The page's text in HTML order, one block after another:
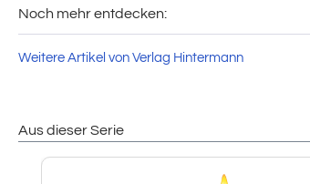
Noch mehr entdecken:
Weitere Artikel von Verlag Hintermann
Aus dieser Serie
Produktgalerie überspringen